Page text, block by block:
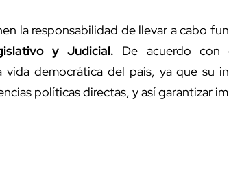
la responsabilidad de llevar a cabo
y Judicial. De acuerdo con
vida democrática del país, ya que su
políticas directas, y así garantizar